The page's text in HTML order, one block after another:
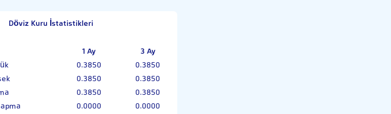
Döviz Kuru İstatistikleri
1 Ay
3 Ay
0.3850
0.3850
0.3850
0.3850
0.3850
0.3850
0.0000 0.0000